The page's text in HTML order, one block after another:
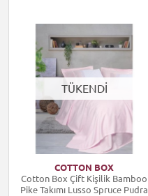
TÜKENDİ
COTTON BOX
Cotton Box Çift Kişilik Bamboo
Pike Takımı Lusso Spruce Pudra